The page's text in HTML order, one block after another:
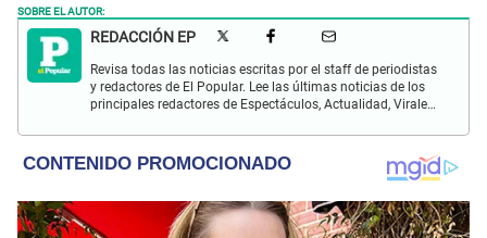
SOBRE EL AUTOR:
REDACCIÓN EP
Revisa todas las noticias escritas por el staff de periodistas
y redactores de El Popular. Lee las últimas noticias de los
principales redactores de Espectáculos, Actualidad, Virales,